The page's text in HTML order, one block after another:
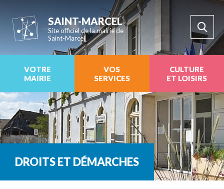
SAINT-MARCEL
Site officiel de la mairie de
Saint-Marcel
VOTRE
MAIRIE
VOS
SERVICES
CULTURE
ET LOISIRS
DROITS ET DÉMARCHES